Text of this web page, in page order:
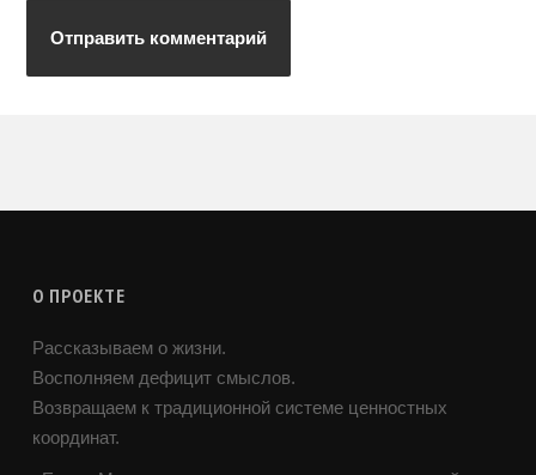
О ПРОЕКТЕ
Рассказываем о жизни.
Восполняем дефицит смыслов.
Возвращаем к традиционной системе ценностных
координат.